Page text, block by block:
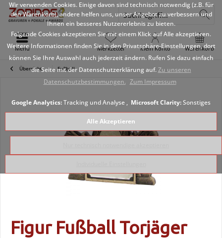
Warenkorb
Merkzettel Mein Konto
Menü
Übersicht Fußball
Figur Fußball Torjäger
Wir verwenden Cookies. Einige davon sind technisch notwendig (z.B. für
den Warenkorb), andere helfen uns, unser Angebot zu verbessern und
Ihnen ein besseres Nutzererlebnis zu bieten.
Folgende Cookies akzeptieren Sie mit einem Klick auf Alle akzeptieren.
Weitere Informationen finden Sie in den Privatsphäre-Einstellungen, dort
können Sie Ihre Auswahl auch jederzeit ändern. Rufen Sie dazu einfach
die Seite mit der Datenschutzerklärung auf.Zu unseren
Datenschutzbestimmungen. Zum Impressum
Google Analytics:Tracking und Analyse , Microsoft Clarity:Sonstiges
Alle Akzeptieren